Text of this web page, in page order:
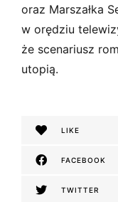
oraz Marszałka
w orędziu
że scenariusz
utopią.
LIKE
FACEBOOK
TWITTER